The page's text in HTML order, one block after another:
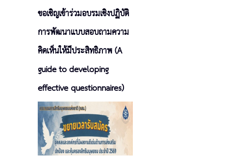
ขอเชิญเข้าร่วมอบรมเชิงปฏิบัติ
การพัฒนาแบบสอบถามความ
คิดเห็นให้มีประสิทธิภาพ (A
guide to developing
effective questionnaires)